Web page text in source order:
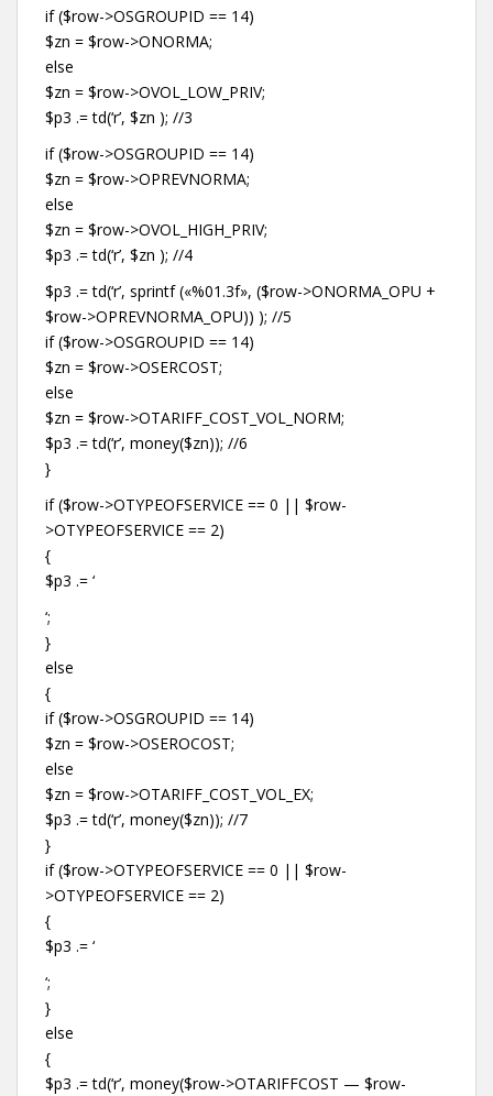
if ($row->OSGROUPID == 14)
$zn = $row->ONORMA;
else
$zn = $row->OVOL_LOW_PRIV;
$p3 .= td(‘r’, $zn ); //3
if ($row->OSGROUPID == 14)
$zn = $row->OPREVNORMA;
else
$zn = $row->OVOL_HIGH_PRIV;
$p3 .= td(‘r’, $zn ); //4
$p3 .= td(‘r’, sprintf («%01.3f», ($row->ONORMA_OPU +
$row->OPREVNORMA_OPU)) ); //5
if ($row->OSGROUPID == 14)
$zn = $row->OSERCOST;
else
$zn = $row->OTARIFF_COST_VOL_NORM;
$p3 .= td(‘r’, money($zn)); //6
}
if ($row->OTYPEOFSERVICE == 0 || $row-
>OTYPEOFSERVICE == 2)
{
$p3 .= ‘
‘;
}
else
{
if ($row->OSGROUPID == 14)
$zn = $row->OSEROCOST;
else
$zn = $row->OTARIFF_COST_VOL_EX;
$p3 .= td(‘r’, money($zn)); //7
}
if ($row->OTYPEOFSERVICE == 0 || $row-
>OTYPEOFSERVICE == 2)
{
$p3 .= ‘
‘;
}
else
{
$p3 .= td(‘r’, money($row->OTARIFFCOST — $row-